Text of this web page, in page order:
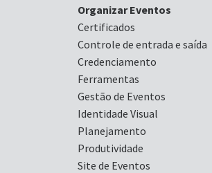
Organizar Eventos
Certificados
Controle de entrada e saída
Credenciamento
Ferramentas
Gestão de Eventos
Identidade Visual
Planejamento
Produtividade
Site de Eventos